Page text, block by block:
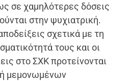
σε χαμηλότερες δόσεις
στην ψυχιατρική.
σχετικά με τη
τους και οι
στο ΣΧΚ προτείνονται
μεμονωμένων